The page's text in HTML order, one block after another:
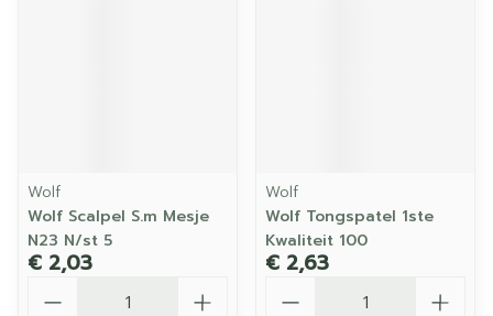
Wolf
Wolf Scalpel S.m Mesje
N23 N/st 5
€ 2,03
Wolf
Wolf Tongspatel 1ste
Kwaliteit 100
€ 2,63